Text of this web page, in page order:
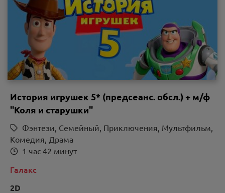
История игрушек 5* (предсеанс. обсл.) + м/ф
"Коля и старушки"
Фэнтези, Семейный, Приключения, Мультфильм,
Комедия, Драма
1 час 42 минут
Галакс
2D